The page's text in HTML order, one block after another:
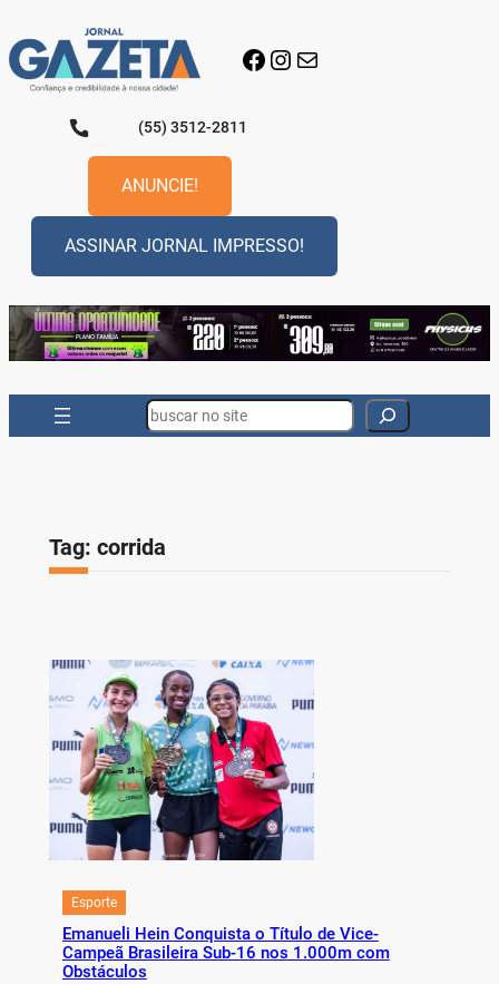
para
o
conteúdo
Facebook
Instagram
E-mail
(55) 3512-2811
ANUNCIE!
ASSINAR JORNAL IMPRESSO!
Search
Tag: corrida
Esporte
Emanueli Hein Conquista o Título de Vice-
Campeã Brasileira Sub-16 nos 1.000m com
Obstáculos